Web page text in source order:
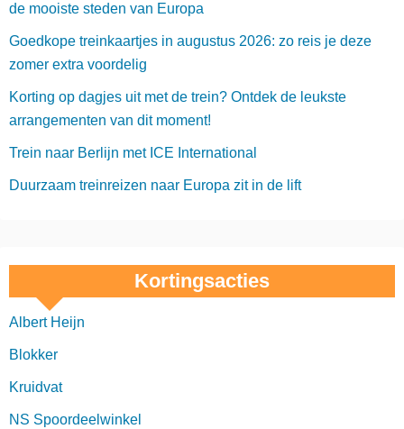
de mooiste steden van Europa
Goedkope treinkaartjes in augustus 2026: zo reis je deze
zomer extra voordelig
Korting op dagjes uit met de trein? Ontdek de leukste
arrangementen van dit moment!
Trein naar Berlijn met ICE International
Duurzaam treinreizen naar Europa zit in de lift
Kortingsacties
Albert Heijn
Blokker
Kruidvat
NS Spoordeelwinkel